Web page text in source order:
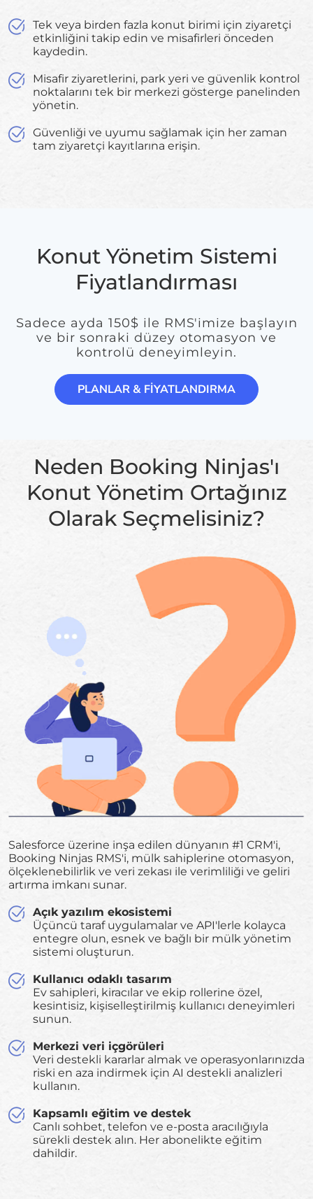
Tek veya birden fazla konut birimi için ziyaretçi
etkinliğini takip edin ve misafirleri önceden
kaydedin.
Misafir ziyaretlerini, park yeri ve güvenlik kontrol
noktalarını tek bir merkezi gösterge panelinden
yönetin.
Güvenliği ve uyumu sağlamak için her zaman
tam ziyaretçi kayıtlarına erişin.
Konut Yönetim Sistemi
Fiyatlandırması
Sadece ayda 150$ ile RMS'imize başlayın
ve bir sonraki düzey otomasyon ve
kontrolü deneyimleyin.
PLANLAR & FİYATLANDIRMA
Neden Booking Ninjas'ı
Konut Yönetim Ortağınız
Olarak Seçmelisiniz?
Salesforce üzerine inşa edilen dünyanın #1 CRM'i,
Booking Ninjas RMS'i, mülk sahiplerine otomasyon,
ölçeklenebilirlik ve veri zekası ile verimliliği ve geliri
artırma imkanı sunar.
Açık yazılım ekosistemi
Üçüncü taraf uygulamalar ve API'lerle kolayca
entegre olun, esnek ve bağlı bir mülk yönetim
sistemi oluşturun.
Kullanıcı odaklı tasarım
Ev sahipleri, kiracılar ve ekip rollerine özel,
kesintisiz, kişiselleştirilmiş kullanıcı deneyimleri
sunun.
Merkezi veri içgörüleri
Veri destekli kararlar almak ve operasyonlarınızda
riski en aza indirmek için AI destekli analizleri
kullanın.
Kapsamlı eğitim ve destek
Canlı sohbet, telefon ve e-posta aracılığıyla
sürekli destek alın. Her abonelikte eğitim
dahildir.